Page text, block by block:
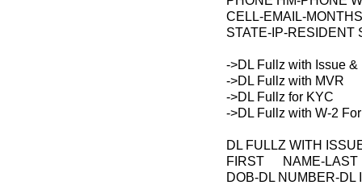
CELL-EMAIL-
STATE-IP-RESIDENT
->DL Fullz with Issue &
->DL Fullz with MVR
->DL Fullz for KYC
->DL Fullz with W-2
DL FULLZ WITH
FIRST NAME-LAST
DOB-DL NUMBER-DL